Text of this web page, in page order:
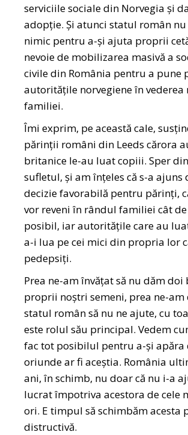
serviciile sociale din Norvegia și
adopție. Și atunci statul român
nimic pentru a-și ajuta proprii
nevoie de mobilizarea masivă a
civile din România pentru a pune
autoritățile norvegiene în
familiei.
Îmi exprim, pe această cale,
părinții români din Leeds cărora
britanice le-au luat copiii. Sper
sufletul, și am înțeles că s-a ajuns
decizie favorabilă pentru părinți,
vor reveni în rândul familiei cât
posibil, iar autoritățile care au
a-i lua pe cei mici din propria lor
pedepsiți.
Prea ne-am învățat să nu dăm doi
proprii noștri semeni, prea ne-am
statul român să nu ne ajute, cu
este rolul său principal. Vedem
fac tot posibilul pentru a-și apăra
oriunde ar fi aceștia. România
ani, în schimb, nu doar că nu i-a
lucrat împotriva acestora de cele
ori. E timpul să schimbăm acesta
distructivă.